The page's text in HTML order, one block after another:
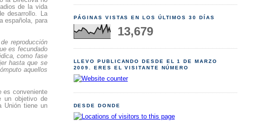
de la vida
desarrollo. La
española, para
reproducción
es fecundado
como fase
hasta que se
aquellos
es conveniente
un objetivo de
Unión tiene un
PÁGINAS VISTAS EN LOS ÚLTIMOS 30 DÍAS
13,679
LLEVO PUBLICANDO DESDE EL 1 DE MARZO
2009. ERES EL VISITANTE NÚMERO
DESDE DONDE